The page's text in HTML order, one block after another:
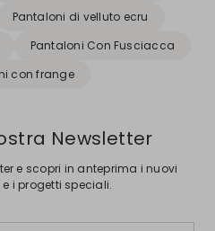
Pantaloni di velluto ecru
Pantaloni Con Fusciacca
con frange
Newsletter
e scopri in anteprima i nuovi
i progetti speciali.